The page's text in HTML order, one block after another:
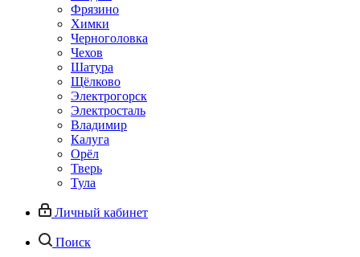
Фрязино
Химки
Черноголовка
Чехов
Шатура
Щёлково
Электрогорск
Электросталь
Владимир
Калуга
Орёл
Тверь
Тула
Личный кабинет
Поиск